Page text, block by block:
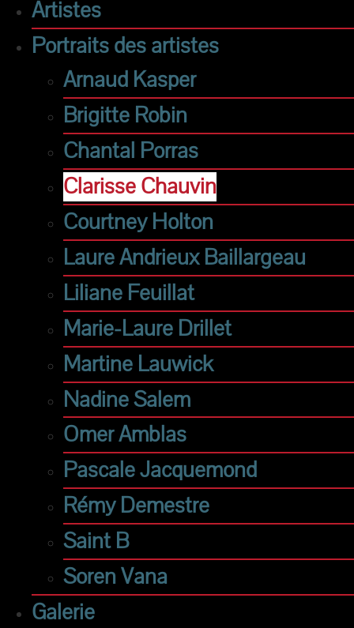
Artistes
Portraits des artistes
Arnaud Kasper
Brigitte Robin
Chantal Porras
Clarisse Chauvin
Courtney Holton
Laure Andrieux Baillargeau
Liliane Feuillat
Marie-Laure Drillet
Martine Lauwick
Nadine Salem
Omer Amblas
Pascale Jacquemond
Rémy Demestre
Saint B
Soren Vana
Galerie